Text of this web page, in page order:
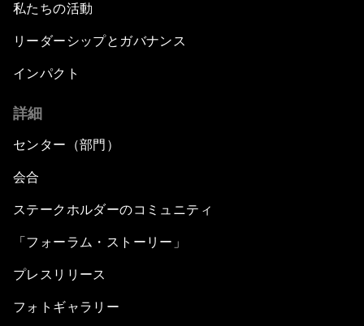
私たちの活動
リーダーシップとガバナンス
インパクト
詳細
センター（部門）
会合
ステークホルダーのコミュニティ
「フォーラム・ストーリー」
プレスリリース
フォトギャラリー